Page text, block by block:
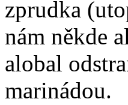
zprudka
nám někde
alobal
marinádou.